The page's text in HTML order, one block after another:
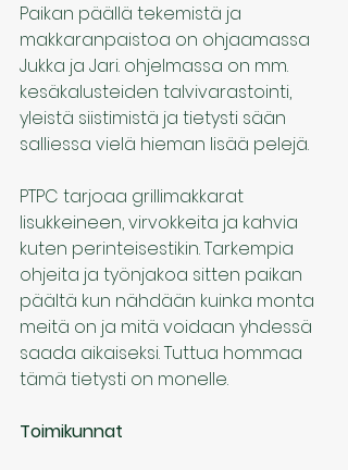
Paikan päällä tekemistä ja
makkaranpaistoa on ohjaamassa
Jukka ja Jari. ohjelmassa on mm.
kesäkalusteiden talvivarastointi,
yleistä siistimistä ja tietysti sään
salliessa vielä hieman lisää pelejä.
PTPC tarjoaa grillimakkarat
lisukkeineen, virvokkeita ja kahvia
kuten perinteisestikin. Tarkempia
ohjeita ja työnjakoa sitten paikan
päältä kun nähdään kuinka monta
meitä on ja mitä voidaan yhdessä
saada aikaiseksi. Tuttua hommaa
tämä tietysti on monelle.
Toimikunnat